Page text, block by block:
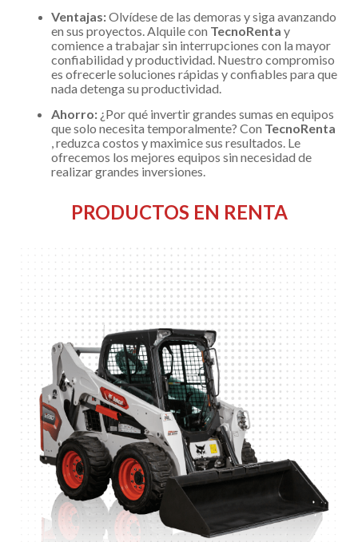
Ventajas:Olvídese de las demoras y siga avanzando
en sus proyectos. Alquile con TecnoRenta y
comience a trabajar sin interrupciones con la mayor
confiabilidad y productividad. Nuestro compromiso
es ofrecerle soluciones rápidas y confiables para que
nada detenga su productividad.
Ahorro: ¿Por qué invertir grandes sumas en equipos
que solo necesita temporalmente? Con TecnoRenta
, reduzca costos y maximice sus resultados. Le
ofrecemos los mejores equipos sin necesidad de
realizar grandes inversiones.
PRODUCTOS EN RENTA